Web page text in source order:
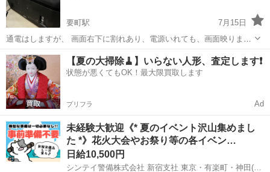
要町駅
7月15日
通電はしますが、 画面右下に割れあり、電源いれても、画面映りませ
ん。音声は出ます。 本日15日または明日16日引取り希望です。 重た
いので、傷つけず搬出できるかたお願いします。玄関の土間に置いて
あります。
東京 千代田区 要町駅 テレビ
【夏の大掃除🧹】いらない人形、査定します❗️
状態が悪くてもOK！最大限買取します
プリフラ Ad
未経験大歓迎《* 夏のイベント沢山集めまし
た *》花火大会やお祭り等の各イベン…
日給10,500円
シンテイ警備株式会社 新宿支社 東京・有楽町・神田(東京)(18)エリア/A3203200140